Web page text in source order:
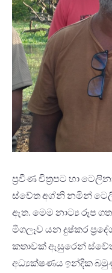
ප්‍රවීණ චිත්‍රපට හා
ස්වේත අග්නි නමින්
ඇත. මෙම නාට්‍ය රූප
මීගලෑව යන දුෂ්කර
කතාවක් ඇසුරෙන් ස්වේත
අධ්‍යක්ෂණය ඉන්දික